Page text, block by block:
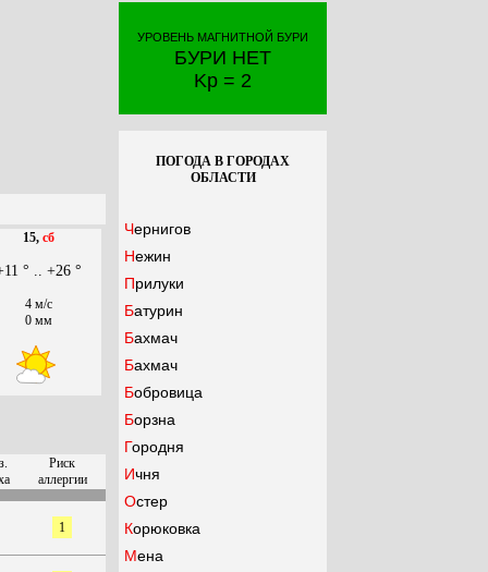
15, сб
° .. +26 °
4 м/с
0 мм
Риск
аллергии
1
УРОВЕНЬ МАГНИТНОЙ БУРИ
БУРИ НЕТ
Kp = 2
ПОГОДА В ГОРОДАХ
ОБЛАСТИ
Чернигов
Нежин
Прилуки
Батурин
Бахмач
Бахмач
Бобровица
Борзна
Городня
Ичня
Остер
Корюковка
Мена